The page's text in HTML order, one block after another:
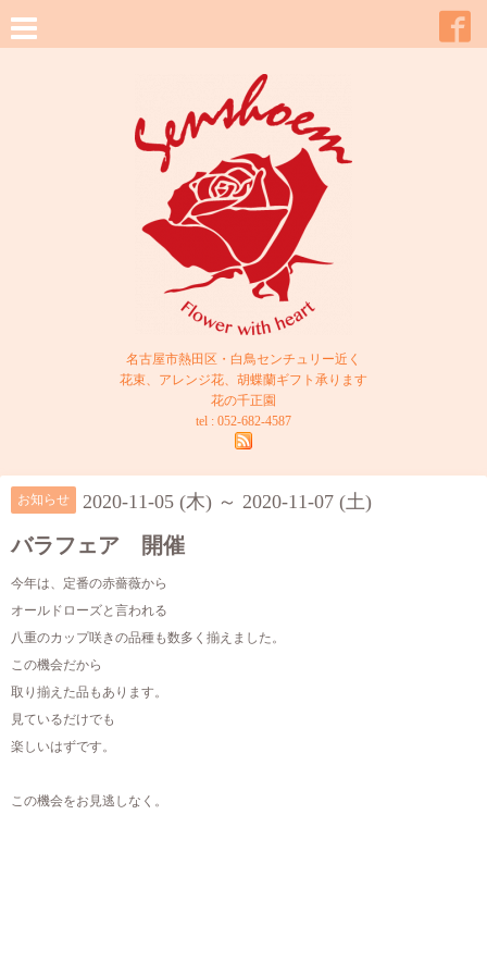
名古屋市熱田区・白鳥センチュリー近く
花束、アレンジ花、胡蝶蘭ギフト承ります
花の千正園
tel : 052-682-4587
お知らせ 2020-11-05 (木) ～ 2020-11-07 (土)
バラフェア 開催
今年は、定番の赤薔薇から
オールドローズと言われる
八重のカップ咲きの品種も数多く揃えました。
この機会だから
取り揃えた品もあります。
見ているだけでも
楽しいはずです。
この機会をお見逃しなく。